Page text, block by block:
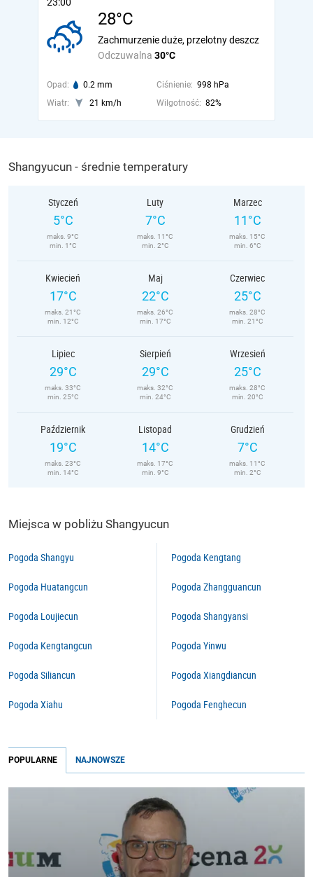
28°C
Odczuwalna 30°C
Zachmurzenie duże, przelotny deszcz
Opad: 0.2 mm Ciśnienie: 998 hPa
Wiatr:
21 km/h Wilgotność: 82%
Shangyucun - średnie temperatury
Styczeń
5°C
maks. 9°C
min. 1°C
Luty
7°C
maks. 11°C
min. 2°C
Marzec
11°C
maks. 15°C
min. 6°C
Kwiecień
17°C
maks. 21°C
min. 12°C
Maj
22°C
maks. 26°C
min. 17°C
Czerwiec
25°C
maks. 28°C
min. 21°C
Lipiec
29°C
maks. 33°C
min. 25°C
Sierpień
29°C
maks. 32°C
min. 24°C
Wrzesień
25°C
maks. 28°C
min. 20°C
Październik
19°C
maks. 23°C
min. 14°C
Listopad
14°C
maks. 17°C
min. 9°C
Grudzień
7°C
maks. 11°C
min. 2°C
Miejsca w pobliżu Shangyucun
Pogoda Shangyu
Pogoda Huatangcun
Pogoda Loujiecun
Pogoda Kengtangcun
Pogoda Siliancun
Pogoda Xiahu
Pogoda Kengtang
Pogoda Zhangguancun
Pogoda Shangyansi
Pogoda Yinwu
Pogoda Xiangdiancun
Pogoda Fenghecun
POPULARNE NAJNOWSZE